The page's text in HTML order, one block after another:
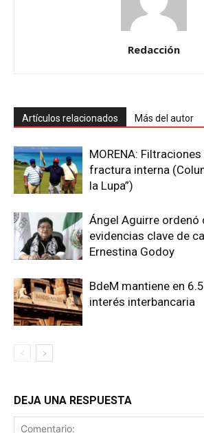
Redacción
Artículos relacionados Más del autor
MORENA:
fractura interna
la Lupa”)
Ángel Aguirre ordenó
evidencias clave de
Ernestina Godoy
BdeM mantiene en
interés interbancaria
DEJA UNA RESPUESTA